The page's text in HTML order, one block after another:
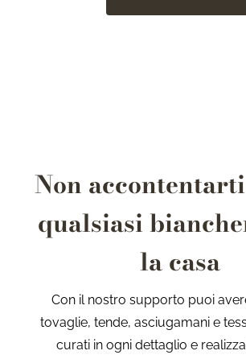
Non
qualsiasi
la casa
Con il nostro supporto puoi
tovaglie, tende, asciugamani e
curati in ogni dettaglio e